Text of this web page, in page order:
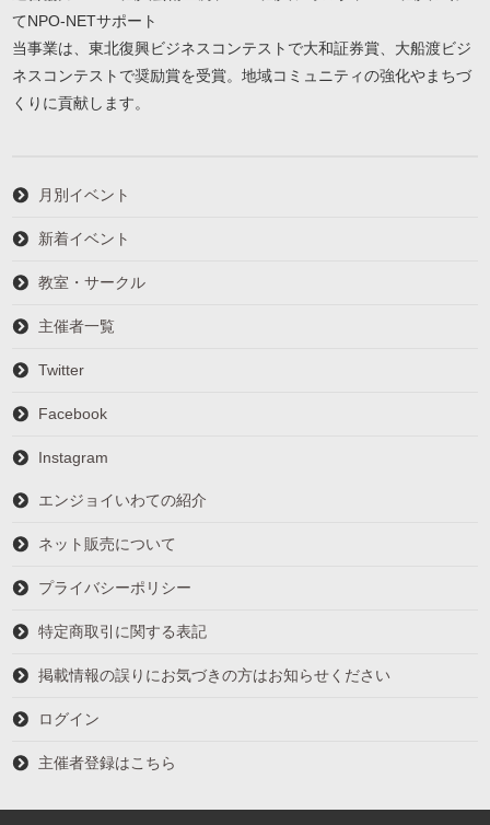
てNPO-NETサポート
当事業は、東北復興ビジネスコンテストで大和証券賞、大船渡ビジ
ネスコンテストで奨励賞を受賞。地域コミュニティの強化やまちづ
くりに貢献します。
月別イベント
新着イベント
教室・サークル
主催者一覧
Twitter
Facebook
Instagram
エンジョイいわての紹介
ネット販売について
プライバシーポリシー
特定商取引に関する表記
掲載情報の誤りにお気づきの方はお知らせください
ログイン
主催者登録はこちら